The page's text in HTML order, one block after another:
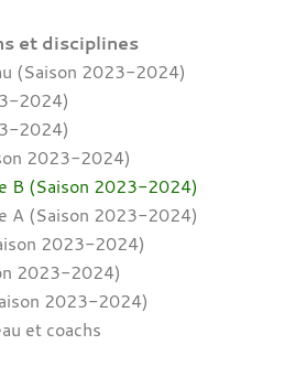
et disciplines
(Saison 2023-2024)
2024)
2024)
2023-2024)
B (Saison 2023-2024)
A (Saison 2023-2024)
2023-2024)
2023-2024)
2023-2024)
et coachs